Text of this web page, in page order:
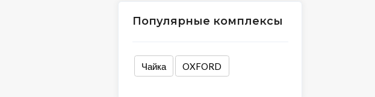
Популярные комплексы
Чайка OXFORD